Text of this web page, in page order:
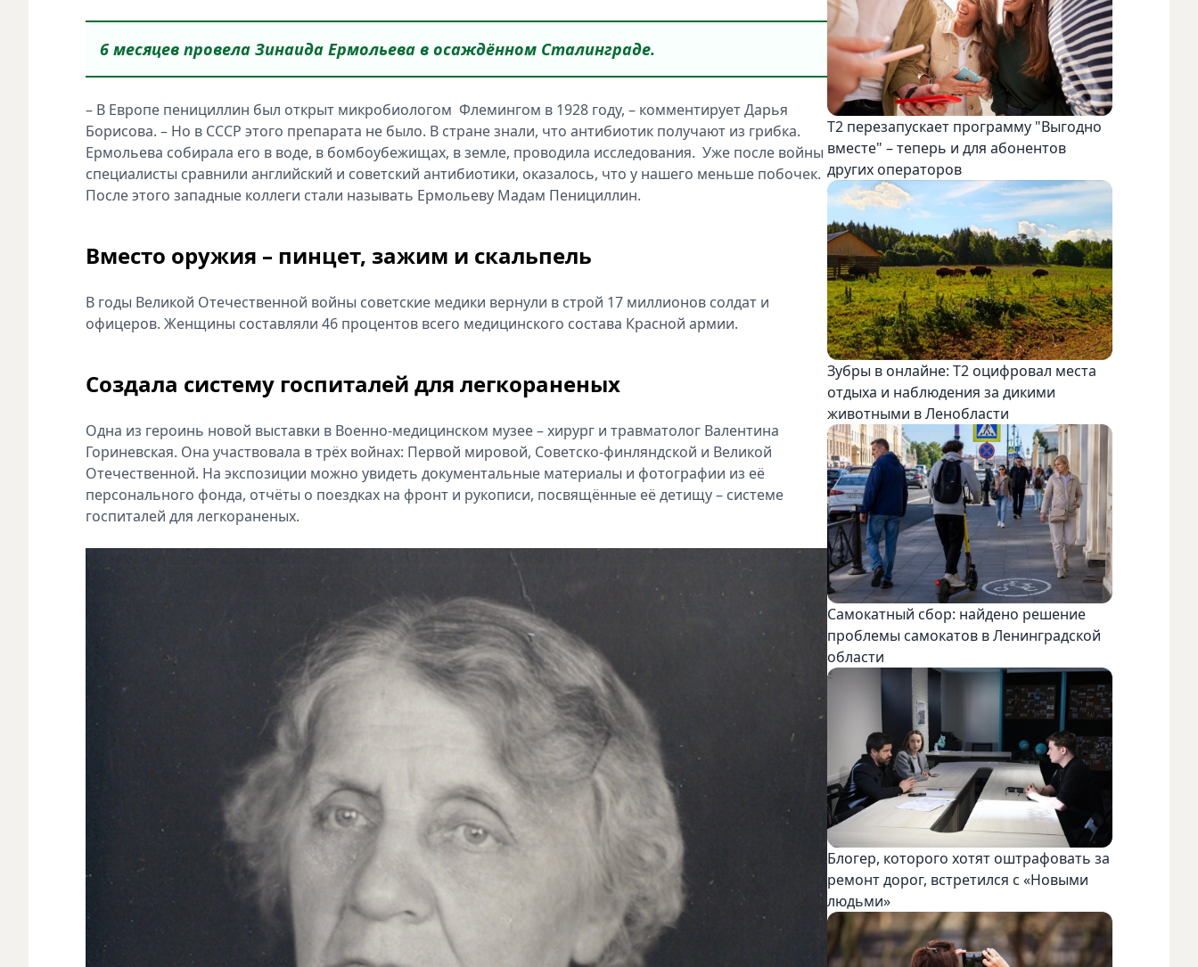
6 месяцев провела Зинаида Ермольева в осаждённом Сталинграде.
– В Европе пенициллин был открыт микробиологом Флемингом в 1928 году, – комментирует Дарья
Борисова. – Но в СССР этого препарата не было. В стране знали, что антибиотик получают из грибка.
Ермольева собирала его в воде, в бомбоубежищах, в земле, проводила исследования. Уже после войны
специалисты сравнили английский и советский антибиотики, оказалось, что у нашего меньше побочек.
После этого западные коллеги стали называть Ермольеву Мадам Пенициллин.
Вместо оружия – пинцет, зажим и скальпель
В годы Великой Отечественной войны советские медики вернули в строй 17 миллионов солдат и
офицеров. Женщины составляли 46 процентов всего медицинского состава Красной армии.
Создала систему госпиталей для легкораненых
Одна из героинь новой выставки в Военно-медицинском музее – хирург и травматолог Валентина
Гориневская. Она участвовала в трёх войнах: Первой мировой, Советско-финляндской и Великой
Отечественной. На экспозиции можно увидеть документальные материалы и фотографии из её
персонального фонда, отчёты о поездках на фронт и рукописи, посвящённые её детищу – системе
госпиталей для легкораненых.
Т2 перезапускает программу "Выгодно
вместе" – теперь и для абонентов
других операторов
Зубры в онлайне: Т2 оцифровал места
отдыха и наблюдения за дикими
животными в Ленобласти
Самокатный сбор: найдено решение
проблемы самокатов в Ленинградской
области
Блогер, которого хотят оштрафовать за
ремонт дорог, встретился с «Новыми
людьми»